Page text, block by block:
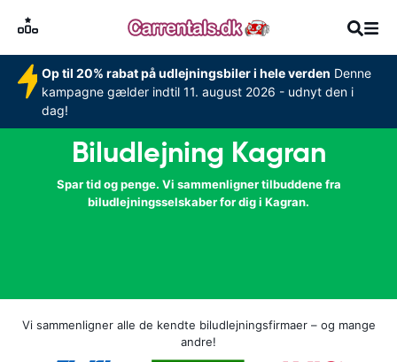
Op til 20% rabat på udlejningsbiler i hele verden Denne
kampagne gælder indtil 11. august 2026 - udnyt den i
dag!
Biludlejning Kagran
Spar tid og penge. Vi sammenligner tilbuddene fra
biludlejningsselskaber for dig i Kagran.
Vi sammenligner alle de kendte biludlejningsfirmaer – og mange
andre!